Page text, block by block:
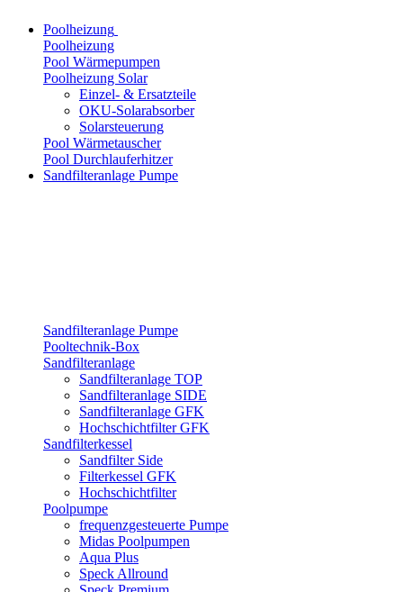
Poolheizung
Poolheizung
Pool Wärmepumpen
Poolheizung Solar
Einzel- & Ersatzteile
OKU-Solarabsorber
Solarsteuerung
Pool Wärmetauscher
Pool Durchlauferhitzer
Sandfilteranlage Pumpe
Sandfilteranlage Pumpe
Pooltechnik-Box
Sandfilteranlage
Sandfilteranlage TOP
Sandfilteranlage SIDE
Sandfilteranlage GFK
Hochschichtfilter GFK
Sandfilterkessel
Sandfilter Side
Filterkessel GFK
Hochschichtfilter
Poolpumpe
frequenzgesteuerte Pumpe
Midas Poolpumpen
Aqua Plus
Speck Allround